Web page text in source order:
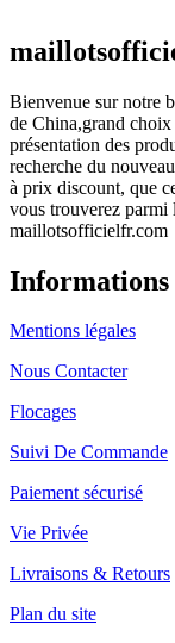
Bienvenue sur notre
de China,grand
présentation des
recherche du
à prix discount, que
vous trouverez parmi
maillotsofficielfr.com
Informations
Mentions légales
Nous Contacter
Flocages
Suivi De Commande
Paiement sécurisé
Vie Privée
Livraisons & Retours
Plan du site